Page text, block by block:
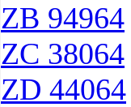
ZB 94964
ZC 38064
ZD 44064